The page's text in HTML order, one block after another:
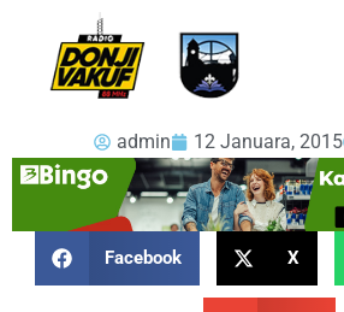
admin 12 Januara, 2015
Facebook X